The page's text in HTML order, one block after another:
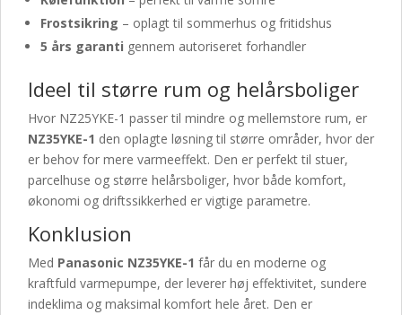
Frostsikring – oplagt til sommerhus og fritidshus
5 års garanti gennem autoriseret forhandler
Ideel til større rum og helårsboliger
Hvor NZ25YKE-1 passer til mindre og mellemstore rum, er
NZ35YKE-1 den oplagte løsning til større områder, hvor der
er behov for mere varmeeffekt. Den er perfekt til stuer,
parcelhuse og større helårsboliger, hvor både komfort,
økonomi og driftssikkerhed er vigtige parametre.
Konklusion
Med Panasonic NZ35YKE-1 får du en moderne og
kraftfuld varmepumpe, der leverer høj effektivitet, sundere
indeklima og maksimal komfort hele året. Den er